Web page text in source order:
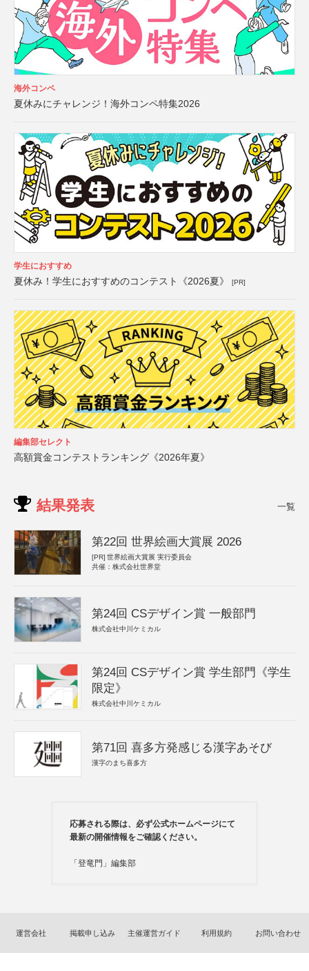
海外コンペ
夏休みにチャレンジ！海外コンペ特集2026
学生におすすめ
夏休み！学生におすすめのコンテスト《2026夏》 [PR]
編集部セレクト
高額賞金コンテストランキング《2026年夏》
結果発表 一覧
第22回 世界絵画大賞展 2026
[PR] 世界絵画大賞展 実行委員会
共催：株式会社世界堂
第24回 CSデザイン賞 一般部門
株式会社中川ケミカル
第24回 CSデザイン賞 学生部門《学生
限定》
株式会社中川ケミカル
第71回 喜多方発感じる漢字あそび
漢字のまち喜多方
応募される際は、必ず公式ホームページにて
最新の開催情報をご確認ください。
「登竜門」編集部
運営会社 掲載申し込み 主催運営ガイド 利用規約 お問い合わせ